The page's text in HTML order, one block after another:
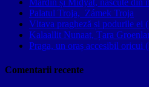
Mardin și Midyat, născute din
Palatul Troja, Zámek Troja
Vltava pragheză și podurile ei
Kalaallit Nunaat, Țara
Praga, un oraș accesibil oricui
Comentarii recente